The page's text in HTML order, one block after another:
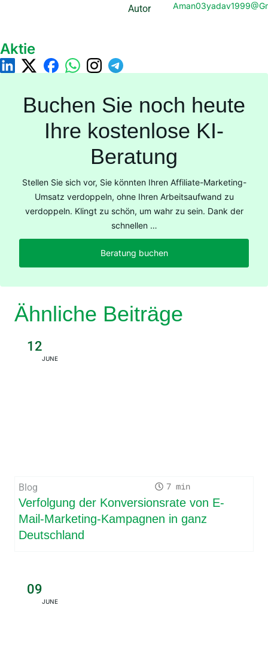
Autor
Aktie
Buchen Sie noch heute
Ihre kostenlose KI-
Beratung
Stellen Sie sich vor, Sie könnten Ihren Affiliate-Marketing-
Umsatz verdoppeln, ohne Ihren Arbeitsaufwand zu
verdoppeln. Klingt zu schön, um wahr zu sein. Dank der
schnellen …
Beratung buchen
12
JUNE
Blog 7
Verfolgung der Konversionsrate von E-
Mail-Marketing-Kampagnen in ganz
Deutschland
09
JUNE
Ähnliche Beiträge